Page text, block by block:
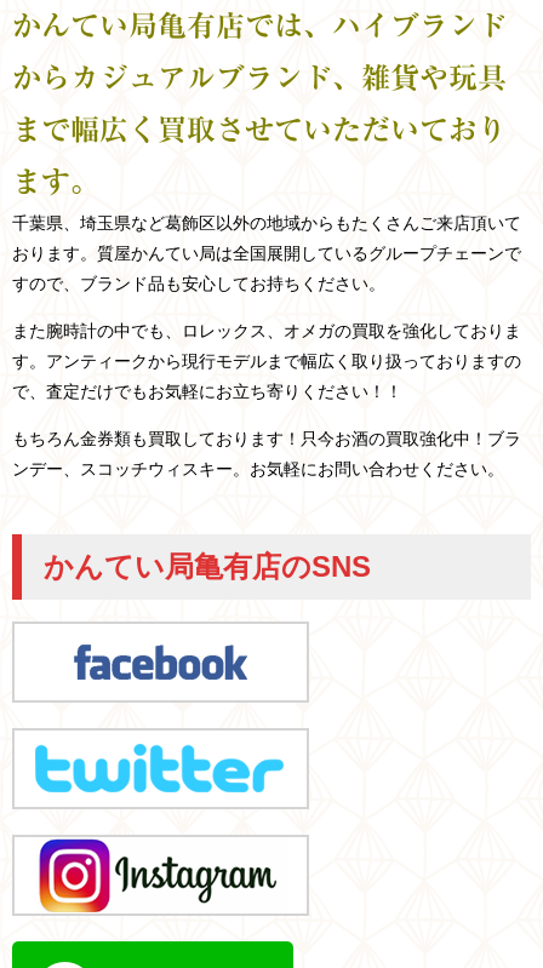
かんてい局亀有店では、ハイブランド
からカジュアルブランド、雑貨や玩具
まで幅広く買取させていただいており
ます。
千葉県、埼玉県など葛飾区以外の地域からもたくさんご来店頂いて
おります。 質屋かんてい局は全国展開しているグループチェーンで
すので、ブランド品も安心してお持ちください。
また腕時計の中でも、ロレックス、オメガの買取を強化しておりま
す。アンティークから現行モデルまで幅広く取り扱っておりますの
で、査定だけでもお気軽にお立ち寄りください！！
もちろん金券類も買取しております！只今お酒の買取強化中！ブラ
ンデー、スコッチウィスキー。お気軽にお問い合わせください。
かんてい局亀有店のSNS